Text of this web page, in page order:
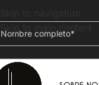
Skip to main content